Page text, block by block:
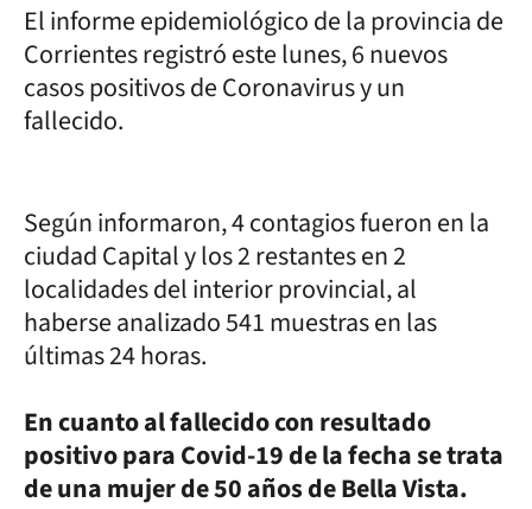
El informe epidemiológico de la provincia de
Corrientes registró este lunes, 6 nuevos
casos positivos de Coronavirus y un
fallecido.
Según informaron, 4 contagios fueron en la
ciudad Capital y los 2 restantes en 2
localidades del interior provincial, al
haberse analizado 541 muestras en las
últimas 24 horas.
En cuanto al fallecido con resultado
positivo para Covid-19 de la fecha se trata
de una mujer de 50 años de Bella Vista.